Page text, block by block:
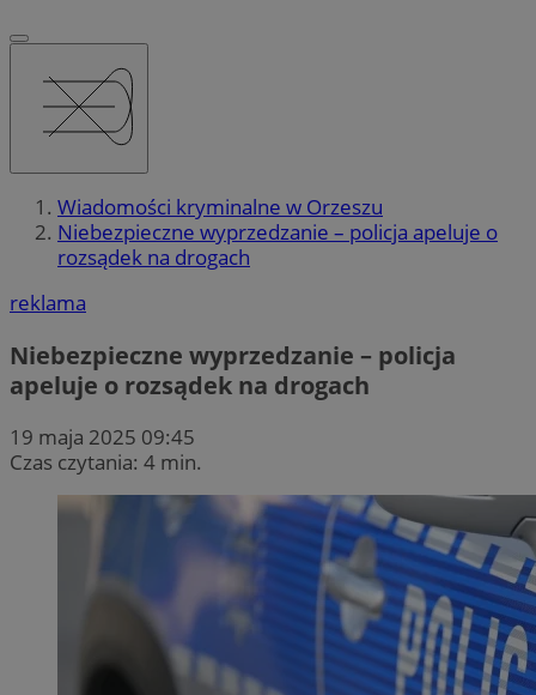
Wiadomości kryminalne w Orzeszu
Niebezpieczne wyprzedzanie – policja apeluje o
rozsądek na drogach
reklama
Niebezpieczne wyprzedzanie – policja
apeluje o rozsądek na drogach
19 maja 2025 09:45
Czas czytania: 4 min.